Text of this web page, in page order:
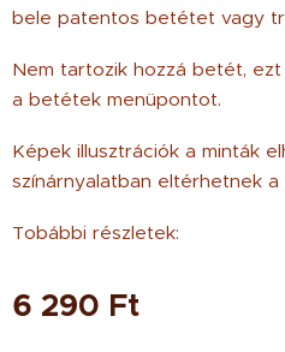
bele patentos betétet vagy
Nem tartozik hozzá betét,
a betétek menüpontot.
Képek illusztrációk a minták
színárnyalatban eltérhetnek a
Tobábbi részletek:
6 290 Ft